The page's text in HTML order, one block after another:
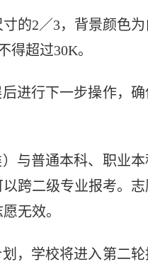
的2／3，背景颜色
得超过30K。
进行下一步操作，确
与普通本科、职业本
跨二级专业报考。志
无效。
，学校将进入第二轮